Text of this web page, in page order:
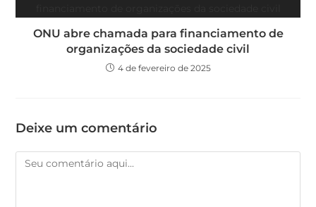
ONU abre chamada para financiamento de
organizações da sociedade civil
4 de fevereiro de 2025
Deixe um comentário